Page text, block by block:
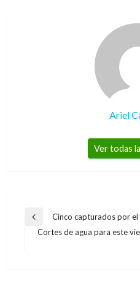
Ariel
Ver todas
Navegación
de
Entrada
anterior
Cinco capturados por el
Cortes de agua para este